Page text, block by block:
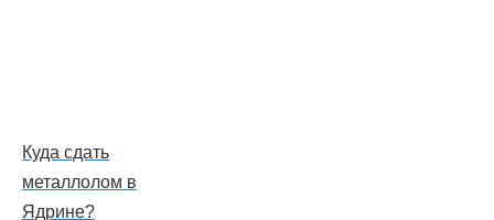
Куда сдать
металлолом в
Ядрине?